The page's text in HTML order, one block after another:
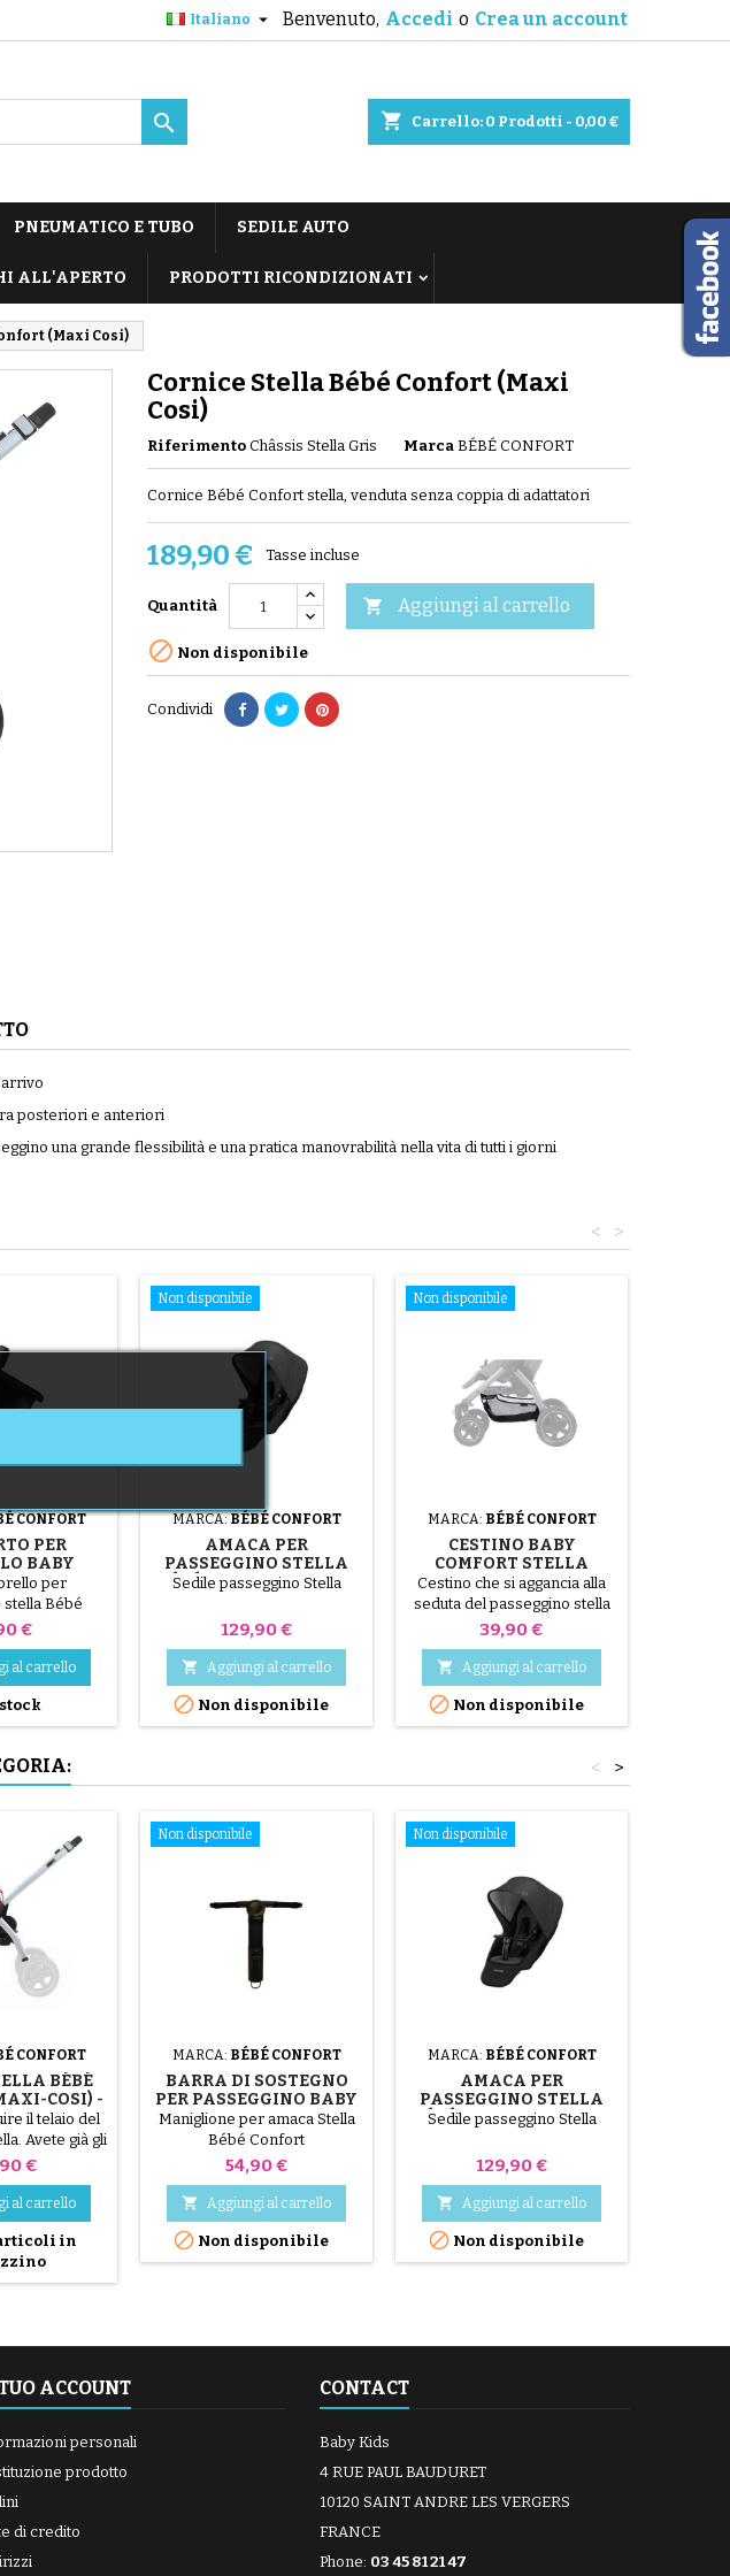
Benvenuto, Accedi o Crea un account
Italiano 
shopping_cart Carrello: 0 Prodotti - 0,00 €

PNEUMATICO E TUBO SEDILE AUTO
ALL'APERTO PRODOTTI RICONDIZIONATI
(Maxi Cosi)
Cornice Stella Bébé Confort (Maxi
Cosi)
Riferimento Châssis Stella Gris Marca BÉBÉ CONFORT
Cornice Bébé Confort stella, venduta senza coppia di adattatori
189,90 € Tasse incluse
Quantità  Aggiungi al carrello
 Non disponibile
Condividi
posteriori e anteriori
una grande flessibilità e una pratica manovrabilità nella vita di tutti i giorni
>
<
CONFORT
PER
BABY
STELLA
per
stella Bébé
per
ombrello!
€
al carrello
Non disponibile
MARCA:BÉBÉ CONFORT
AMACA PER
PASSEGGINO STELLA
BÉBÉ CONFORT O MAXI
Sedile passeggino Stella
Prezzo
129,90 €
 Aggiungi al carrello
 Non disponibile
Non disponibile
MARCA: BÉBÉ CONFORT
CESTINO BABY
COMFORT STELLA
Cestino che si aggancia alla
seduta del passeggino stella
Bébé Confort
Prezzo
39,90 €
 Aggiungi al carrello
 Non disponibile
>
<
CONFORT
BÉBÉ
COSI) -
SENZA
il telaio del
Avete già gli
telaio
Bébé Confort
nudo. È
per
al vostro
telaio attuale
originale
con...
€
al carrello
in
Non disponibile
MARCA: BÉBÉ CONFORT
BARRA DI SOSTEGNO
PER PASSEGGINO BABY
CONFORT STELLA
Maniglione per amaca Stella
Bébé Confort
Prezzo
54,90 €
 Aggiungi al carrello
 Non disponibile
Non disponibile
MARCA: BÉBÉ CONFORT
AMACA PER
PASSEGGINO STELLA
BÉBÉ CONFORT O MAXI
Sedile passeggino Stella
Prezzo
129,90 €
 Aggiungi al carrello
 Non disponibile
ACCOUNT
personali
prodotto
di credito
CONTACT
Baby Kids
4 RUE PAUL BAUDURET
10120 SAINT ANDRE LES VERGERS
FRANCE
Phone: 03 45 81 21 47